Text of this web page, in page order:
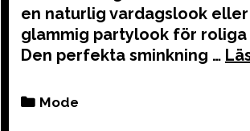
en naturlig vardagslook
glammig partylook för roliga
Den perfekta sminkning …
Categories
Mode